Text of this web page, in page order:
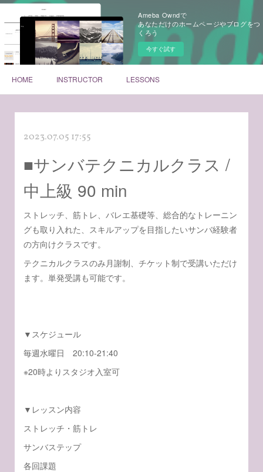
Ameba Owndで
あなただけのホームページやブログをつ
くろう
今すぐ試す
HOME INSTRUCTOR LESSONS
2023.07.05 17:55
■サンバテクニカルクラス /
中上級 90 min
ストレッチ、筋トレ、バレエ基礎等、総合的なトレーニン
グも取り入れた、スキルアップを目指したいサンバ経験者
の方向けクラスです。
テクニカルクラスのみ月謝制、チケット制で受講いただけ
ます。単発受講も可能です。
▼スケジュール
毎週水曜日 20:10-21:40
※20時よりスタジオ入室可
▼レッスン内容
ストレッチ・筋トレ
サンバステップ
各回課題